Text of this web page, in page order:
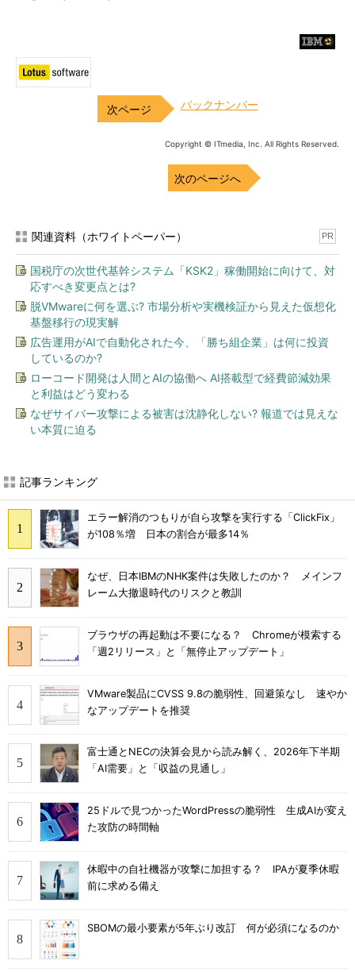
バックナンバー
Copyright © ITmedia, Inc. All Rights Reserved.
次のページへ
関連資料（ホワイトペーパー） PR
国税庁の次世代基幹システム「KSK2」稼働開始に向けて、対
応すべき変更点とは?
脱VMwareに何を選ぶ? 市場分析や実機検証から見えた仮想化
基盤移行の現実解
広告運用がAIで自動化された今、「勝ち組企業」は何に投資
しているのか?
ローコード開発は人間とAIの協働へ AI搭載型で経費節減効果
と利益はどう変わる
なぜサイバー攻撃による被害は沈静化しない? 報道では見えな
い本質に迫る
記事ランキング
エラー解消のつもりが自ら攻撃を実行する「ClickFix」
が108％増 日本の割合が最多14％
なぜ、日本IBMのNHK案件は失敗したのか？ メインフ
レーム大撤退時代のリスクと教訓
ブラウザの再起動は不要になる？ Chromeが模索する
「週2リリース」と「無停止アップデート」
VMware製品にCVSS 9.8の脆弱性、回避策なし 速やか
なアップデートを推奨
富士通とNECの決算会見から読み解く、2026年下半期
「AI需要」と「収益の見通し」
25ドルで見つかったWordPressの脆弱性 生成AIが変え
た攻防の時間軸
休暇中の自社機器が攻撃に加担する？ IPAが夏季休暇
前に求める備え
SBOMの最小要素が5年ぶり改訂 何が必須になるのか